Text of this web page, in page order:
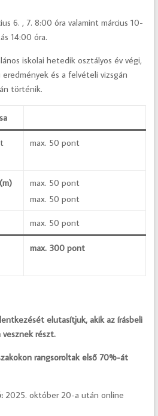
6. , 7. 8:00 óra valamint március 10-
14:00 óra.
iskolai hetedik osztályos év végi,
és a felvételi vizsgán
történik.
max. 50 pont
(m)
max. 50 pont
max. 50 pont
max. 50 pont
max. 300 pont
elutasítjuk, akik az írásbeli
vesznek részt.
rangsoroltak első 70%-át
2025. október 20-a után online